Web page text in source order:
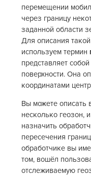
перемещении
через границу
заданной области
Для описания
используем термин
представляет
поверхности. Она
координатами
Вы можете описать
несколько геозон,
назначить
пересечения
обработчике вы
том, вошёл
отслеживаемую